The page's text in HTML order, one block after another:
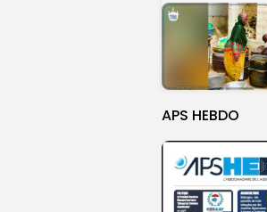
APS HEBDO